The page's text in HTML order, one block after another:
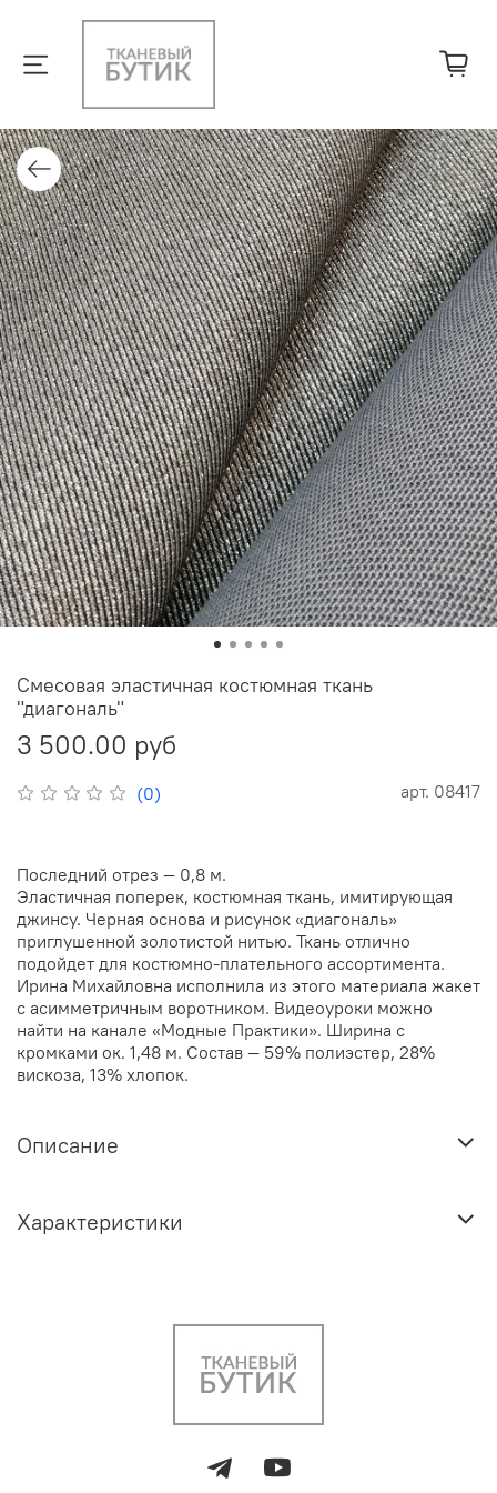
(0) арт. 08417
Смесовая эластичная костюмная ткань
"диагональ"
3 500.00 руб
Последний отрез — 0,8 м.
Эластичная поперек, костюмная ткань, имитирующая
джинсу. Черная основа и рисунок «диагональ»
приглушенной золотистой нитью. Ткань отлично
подойдет для костюмно-плательного ассортимента.
Ирина Михайловна исполнила из этого материала жакет
с асимметричным воротником. Видеоуроки можно
найти на канале «Модные Практики». Ширина с
кромками ок. 1,48 м. Состав — 59% полиэстер, 28%
вискоза, 13% хлопок.
Описание
Характеристики